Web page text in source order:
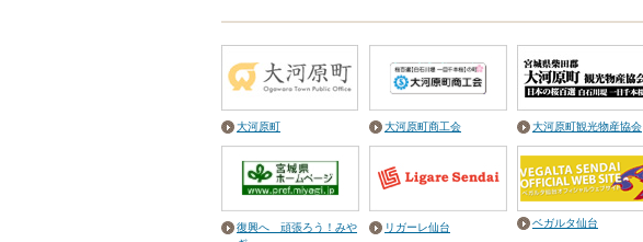
2026年6月29日
メディア情報 仙台放送「あらあらかしこ」で弊
社施設が紹介されました
大河原町 大河原町商工会 大河原町観光物産協会
復興へ 頑張ろう！みや
リガーレ仙台 ベガルタ仙台